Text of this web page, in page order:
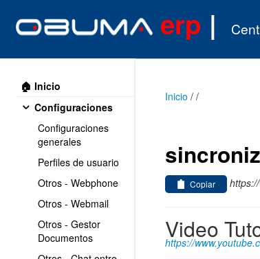
erp |
🏠 Inicio
Configuraciones
Configuraciones
generales
Perfiles de usuario
Otros - Webphone
Otros - Webmail
Otros - Gestor
Documentos
Inicio / /
Copiar
Video
https://